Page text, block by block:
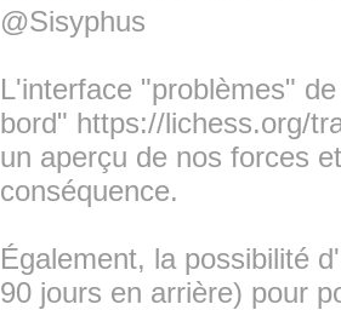
@Sisyphus
L'interface "problèmes"
bord" https://lichess.org/
un aperçu de nos forces
conséquence.
Également, la possibilité
90 jours en arrière) pour